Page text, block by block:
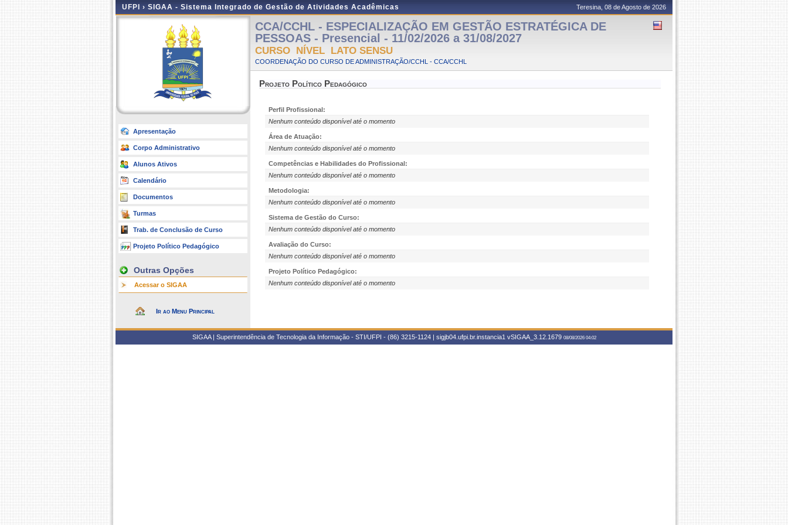
UFPI › SIGAA - Sistema Integrado de Gestão de Atividades Acadêmicas Teresina, 08 de Agosto de 2026
Apresentação
Corpo Administrativo
Alunos Ativos
Calendário
Documentos
Turmas
Trab. de Conclusão de Curso
Projeto Político Pedagógico
Outras Opções
Acessar o SIGAA
Ir ao Menu Principal
CCA/CCHL - ESPECIALIZAÇÃO EM GESTÃO ESTRATÉGICA DE
PESSOAS - Presencial - 11/02/2026 a 31/08/2027
CURSO NÍVEL LATO SENSU
COORDENAÇÃO DO CURSO DE ADMINISTRAÇÃO/CCHL - CCA/CCHL
Projeto Político Pedagógico
Perfil Profissional:
Nenhum conteúdo disponível até o momento
Área de Atuação:
Nenhum conteúdo disponível até o momento
Competências e Habilidades do Profissional:
Nenhum conteúdo disponível até o momento
Metodologia:
Nenhum conteúdo disponível até o momento
Sistema de Gestão do Curso:
Nenhum conteúdo disponível até o momento
Avaliação do Curso:
Nenhum conteúdo disponível até o momento
Projeto Político Pedagógico:
Nenhum conteúdo disponível até o momento
SIGAA | Superintendência de Tecnologia da Informação - STI/UFPI - (86) 3215-1124 | sigjb04.ufpi.br.instancia1 vSIGAA_3.12.1679 08/08/2026 04:02